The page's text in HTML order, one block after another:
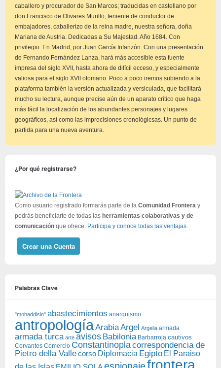
caballero y procurador de San Marcos; traducidas en castellano por
don Francisco de Olivares Murillo, teniente de conductor de
embajadores, caballerizo de la reina madre, nuestra señora, doña
Mariana de Austria. Dedicadas a Su Majestad. Año 1684. Con
privilegio. En Madrid, por Juan García Infanzón. Con una presentación
de Fernando Fernández Lanza, hará más accesible esta fuente
impresa del siglo XVII, hasta ahora de difícil ecceso, y especialmente
valiosa para el siglo XVII otomano. Poco a poco iremos subiendo a la
plataforma también la versión actualizada y versiculada, que facilitará
mucho su lectura, aunque precise aún de un aparato crítico que haga
más fácil la localización de los abundantes personajes y lugares
geográficos, así como las imprecisiones cronológicsas. Un punto de
partida para una nueva aventura.
¿Por qué registrarse?
Como usuario registrado formarás parte de la Comunidad Frontera y
podrás beneficiarte de todas las herramientas colaborativas y de
comunicación que ofrece. Participa y conoce todas las ventajas.
Crear una Cuenta
Palabras Clave
"mohaddisin" abastecimientos anarquismo
antropologíaArabiaArgel Argelia armada
armada turca arte avisos Babilonia Barbarroja cautivos
Cervantes Comercio Constantinoplacorrespondencia de
Pietro della Vallecorso Diplomacia Egipto El Paraiso
frontera